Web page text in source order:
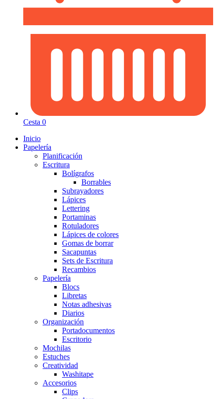
Cesta 0
Inicio
Papelería
Planificación
Escritura
Bolígrafos
Borrables
Subrayadores
Lápices
Lettering
Portaminas
Rotuladores
Lápices de colores
Gomas de borrar
Sacapuntas
Sets de Escritura
Recambios
Papelería
Blocs
Libretas
Notas adhesivas
Diarios
Organización
Portadocumentos
Escritorio
Mochilas
Estuches
Creatividad
Washitape
Accesorios
Clips